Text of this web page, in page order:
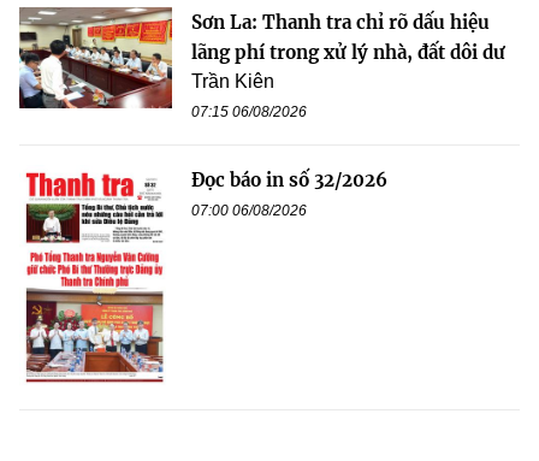
Sơn La: Thanh tra chỉ rõ dấu hiệu
lãng phí trong xử lý nhà, đất dôi dư
Trần Kiên
07:15 06/08/2026
Đọc báo in số 32/2026
07:00 06/08/2026